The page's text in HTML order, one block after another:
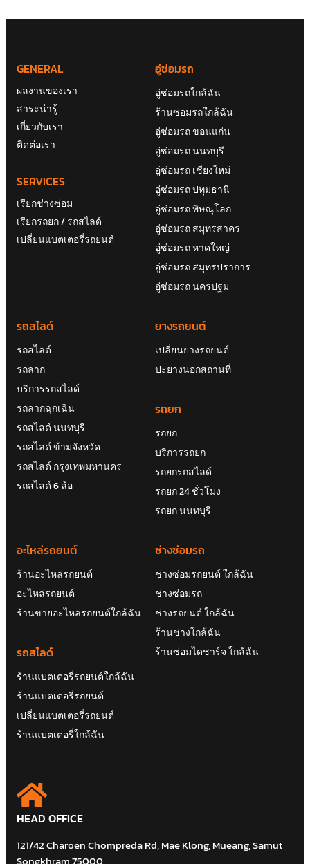
GENERAL
ผลงานของเรา
สาระน่ารู้
เกี่ยวกับเรา
ติดต่อเรา
SERVICES
เรียกช่างซ่อม
เรียกรถยก / รถสไลด์
เปลี่ยนแบตเตอรี่รถยนต์
อู่ซ่อมรถ
อู่ซ่อมรถใกล้ฉัน
ร้านซ่อมรถใกล้ฉัน
อู่ซ่อมรถ ขอนแก่น
อู่ซ่อมรถ นนทบุรี
อู่ซ่อมรถ เชียงใหม่
อู่ซ่อมรถ ปทุมธานี
อู่ซ่อมรถ พิษณุโลก
อู่ซ่อมรถ สมุทรสาคร
อู่ซ่อมรถ หาดใหญ่
อู่ซ่อมรถ สมุทรปราการ
อู่ซ่อมรถ นครปฐม
รถสไลด์
รถสไลด์
รถลาก
บริการรถสไลด์
รถลากฉุกเฉิน
รถสไลด์ นนทบุรี
รถสไลด์ ข้ามจังหวัด
รถสไลด์ กรุงเทพมหานคร
รถสไลด์ 6 ล้อ
ยางรถยนต์
เปลี่ยนยางรถยนต์
ปะยางนอกสถานที่
รถยก
รถยก
บริการรถยก
รถยกรถสไลด์
รถยก 24 ชั่วโมง
รถยก นนทบุรี
อะไหล่รถยนต์
ร้านอะไหล่รถยนต์
อะไหล่รถยนต์
ร้านขายอะไหล่รถยนต์ใกล้ฉัน
รถสไลด์
ร้านแบตเตอรี่รถยนต์ใกล้ฉัน
ร้านแบตเตอรี่รถยนต์
เปลี่ยนแบตเตอรี่รถยนต์
ร้านแบตเตอรี่ใกล้ฉัน
ช่างซ่อมรถ
ช่างซ่อมรถยนต์ ใกล้ฉัน
ช่างซ่อมรถ
ช่างรถยนต์ ใกล้ฉัน
ร้านช่างใกล้ฉัน
ร้านซ่อมไดชาร์จ ใกล้ฉัน
HEAD OFFICE
121/42 Charoen Chompreda Rd, Mae Klong, Mueang, Samut
Songkhram 75000